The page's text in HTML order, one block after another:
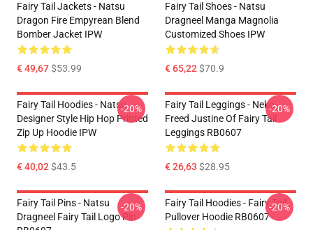
Fairy Tail Jackets - Natsu
Dragon Fire Empyrean Blend
Bomber Jacket IPW
€ 49,67$53.99
Fairy Tail Shoes - Natsu
Dragneel Manga Magnolia
Customized Shoes IPW
€ 65,22$70.9
Fairy Tail Hoodies - Natsu
Designer Style Hip Hop Printed
Zip Up Hoodie IPW
€ 40,02$43.5
-20%
Fairy Tail Leggings - Neko
Freed Justine Of Fairy Tail
Leggings RB0607
€ 26,63 $28.95
-20%
Fairy Tail Pins - Natsu
Dragneel Fairy Tail Logo Pin
-20%
Fairy Tail Hoodies - Fairy Tail
Pullover Hoodie RB0607
-20%